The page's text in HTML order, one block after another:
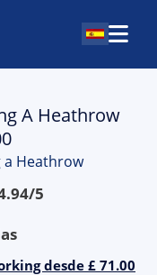
A Heathrow
a Heathrow
/5
desde £ 71.00